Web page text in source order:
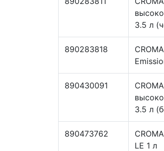
3.5 л
890283818
890430091
3.5 л
890473762
LE 1 л